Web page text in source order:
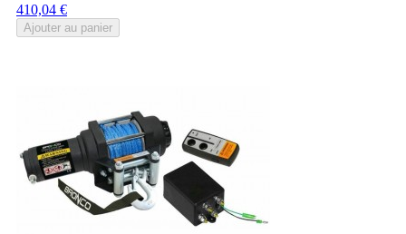
Prix
410,04 €
Ajouter au panier